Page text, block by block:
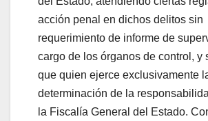
acción penal en dichos delitos sin
requerimiento de informe de
cargo de los órganos de control, y
que quien ejerce exclusivamente
determinación de la
la Fiscalía General del Estado.